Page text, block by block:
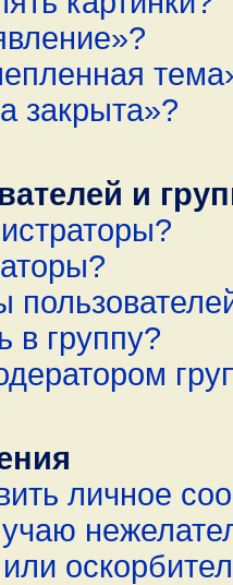
закрыта»?
и
в группу?
личное